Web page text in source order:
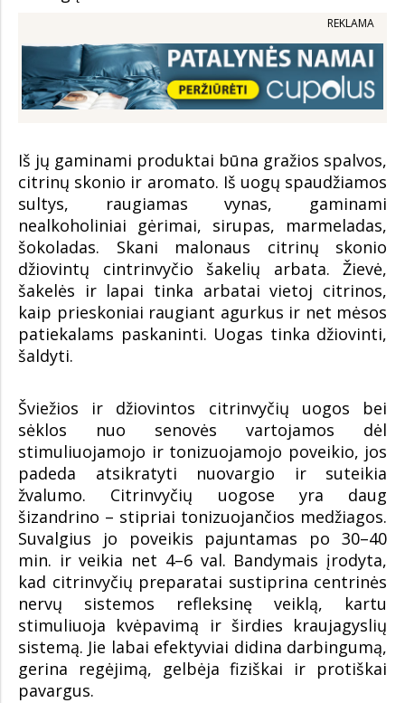
REKLAMA
Iš jų gaminami produktai būna gražios spalvos,
citrinų skonio ir aromato. Iš uogų spaudžiamos
sultys, raugiamas vynas, gaminami
nealkoholiniai gėrimai, sirupas, marmeladas,
šokoladas. Skani malonaus citrinų skonio
džiovintų cintrinvyčio šakelių arbata. Žievė,
šakelės ir lapai tinka arbatai vietoj citrinos,
kaip prieskoniai raugiant agurkus ir net mėsos
patiekalams paskaninti. Uogas tinka džiovinti,
šaldyti.
Šviežios ir džiovintos citrinvyčių uogos bei
sėklos nuo senovės vartojamos dėl
stimuliuojamojo ir tonizuojamojo poveikio, jos
padeda atsikratyti nuovargio ir suteikia
žvalumo. Citrinvyčių uogose yra daug
šizandrino – stipriai tonizuojančios medžiagos.
Suvalgius jo poveikis pajuntamas po 30–40
min. ir veikia net 4–6 val. Bandymais įrodyta,
kad citrinvyčių preparatai sustiprina centrinės
nervų sistemos refleksinę veiklą, kartu
stimuliuoja kvėpavimą ir širdies kraujagyslių
sistemą. Jie labai efektyviai didina darbingumą,
gerina regėjimą, gelbėja fiziškai ir protiškai
pavargus.